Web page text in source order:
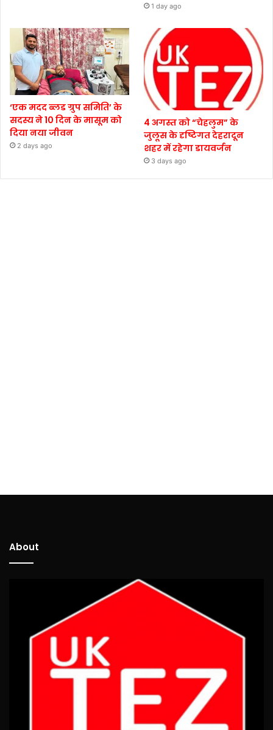
1 day ago
‘एक मदद ब्लड ग्रुप समिति’ के
सदस्य ने 10 दिन के मासूम को
दिया नया जीवन
2 days ago
4 अगस्त को “चेहलुम” के
जुलूस के दृष्टिगत देहरादून
शहर में रहेगा डायवर्जन
3 days ago
About